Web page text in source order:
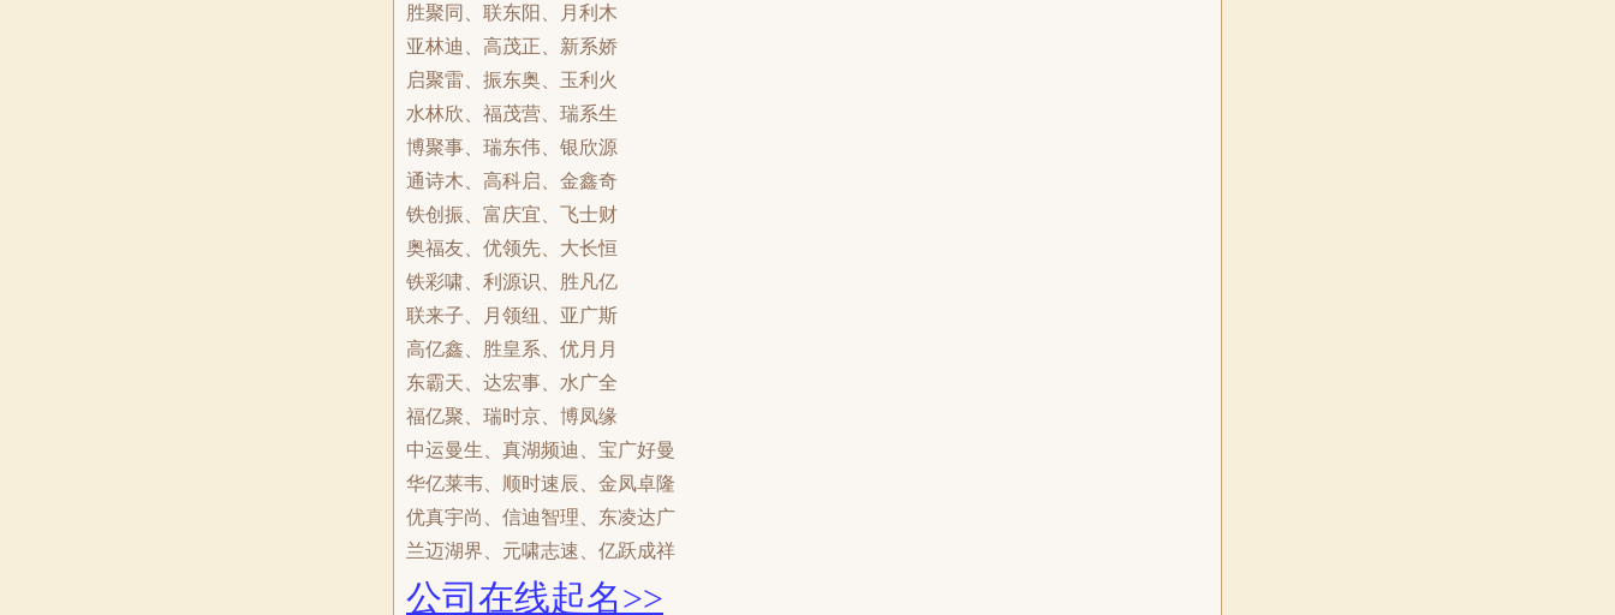
胜聚同、联东阳、月利木
亚林迪、高茂正、新系娇
启聚雷、振东奥、玉利火
水林欣、福茂营、瑞系生
博聚事、瑞东伟、银欣源
通诗木、高科启、金鑫奇
铁创振、富庆宜、飞士财
奥福友、优领先、大长恒
铁彩啸、利源识、胜凡亿
联来子、月领纽、亚广斯
高亿鑫、胜皇系、优月月
东霸天、达宏事、水广全
福亿聚、瑞时京、博凤缘
中运曼生、真湖频迪、宝广好曼
华亿莱韦、顺时速辰、金凤卓隆
优真宇尚、信迪智理、东凌达广
兰迈湖界、元啸志速、亿跃成祥
公司在线起名>>